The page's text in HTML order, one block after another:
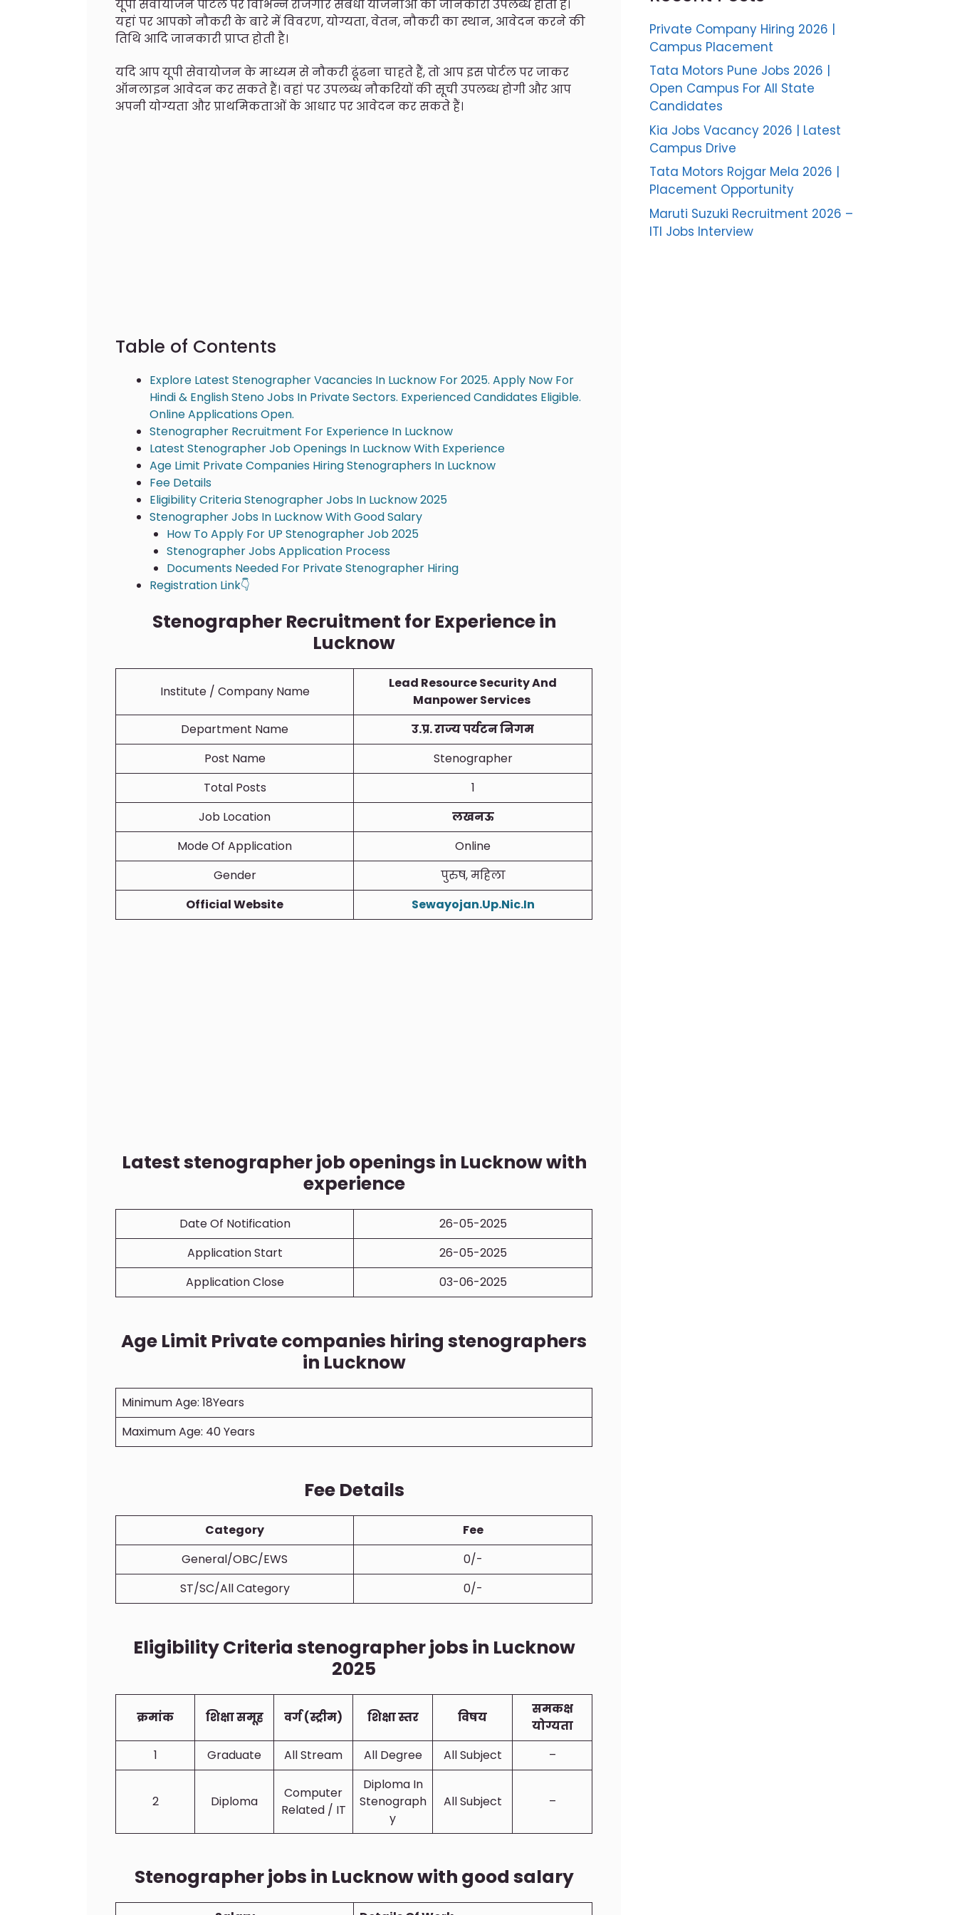
यूपी सेवायोजन पोर्टल पर विभिन्न रोजगार संबंधी योजनाओं की जानकारी उपलब्ध होती है।
यहां पर आपको नौकरी के बारे में विवरण, योग्यता, वेतन, नौकरी का स्थान, आवेदन करने की
तिथि आदि जानकारी प्राप्त होती है।
यदि आप यूपी सेवायोजन के माध्यम से नौकरी ढूंढना चाहते हैं, तो आप इस पोर्टल पर जाकर
ऑनलाइन आवेदन कर सकते हैं। वहां पर उपलब्ध नौकरियों की सूची उपलब्ध होगी और आप
अपनी योग्यता और प्राथमिकताओं के आधार पर आवेदन कर सकते हैं।
Table of Contents
Explore Latest Stenographer Vacancies In Lucknow For 2025. Apply Now For
Hindi & English Steno Jobs In Private Sectors. Experienced Candidates Eligible.
Online Applications Open.
Stenographer Recruitment For Experience In Lucknow
Latest Stenographer Job Openings In Lucknow With Experience
Age Limit Private Companies Hiring Stenographers In Lucknow
Fee Details
Eligibility Criteria Stenographer Jobs In Lucknow 2025
Stenographer Jobs In Lucknow With Good Salary
How To Apply For UP Stenographer Job 2025
Stenographer Jobs Application Process
Documents Needed For Private Stenographer Hiring
Registration Link👇
Stenographer Recruitment for Experience in
Lucknow
Institute / Company Name
Lead Resource Security And
Manpower Services
Department Name
उ.प्र. राज्य पर्यटन निगम
Post Name
Stenographer
Total Posts
1
Job Location
लखनऊ
Mode Of Application
Online
Gender
पुरुष, महिला
Official Website
Sewayojan.Up.Nic.In
Latest stenographer job openings in Lucknow with
experience
Date Of Notification
26-05-2025
Application Start
26-05-2025
Application Close
03-06-2025
Age Limit Private companies hiring stenographers
in Lucknow
Minimum Age: 18Years
Maximum Age: 40 Years
Fee Details
Category
Fee
General/OBC/EWS
0/-
ST/SC/All Category
0/-
Eligibility Criteria stenographer jobs in Lucknow
2025
क्रमांक शिक्षा समूह वर्ग (स्ट्रीम) शिक्षा स्तर विषय
समकक्ष
योग्यता
1
Graduate All Stream All Degree All Subject –
2 Diploma
Computer
Related / IT
Diploma In
Stenograph
Y
All Subject –
Stenographer jobs in Lucknow with good salary
Private Company Hiring 2026 |
Campus Placement
Tata Motors Pune Jobs 2026 |
Open Campus For All State
Candidates
Kia Jobs Vacancy 2026 | Latest
Campus Drive
Tata Motors Rojgar Mela 2026 |
Placement Opportunity
Maruti Suzuki Recruitment 2026 –
ITI Jobs Interview